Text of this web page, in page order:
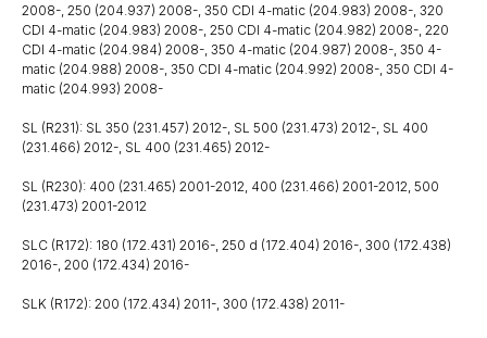
2008-, 250 (204.937) 2008-, 350 CDI 4-matic (204.983) 2008-, 320
CDI 4-matic (204.983) 2008-, 250 CDI 4-matic (204.982) 2008-, 220
CDI 4-matic (204.984) 2008-, 350 4-matic (204.987) 2008-, 350 4-
matic (204.988) 2008-, 350 CDI 4-matic (204.992) 2008-, 350 CDI 4-
matic (204.993) 2008-
SL (R231): SL 350 (231.457) 2012-, SL 500 (231.473) 2012-, SL 400
(231.466) 2012-, SL 400 (231.465) 2012-
SL (R230): 400 (231.465) 2001-2012, 400 (231.466) 2001-2012, 500
(231.473) 2001-2012
SLC (R172): 180 (172.431) 2016-, 250 d (172.404) 2016-, 300 (172.438)
2016-, 200 (172.434) 2016-
SLK (R172): 200 (172.434) 2011-, 300 (172.438) 2011-